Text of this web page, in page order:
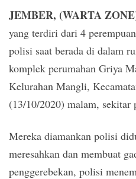
JEMBER, (WARTA
yang terdiri dari 4
polisi saat berada di dalam
komplek perumahan Griya
Kelurahan Mangli,
(13/10/2020) malam,
Mereka diamankan polisi
meresahkan dan membuat
penggerebekan, polisi